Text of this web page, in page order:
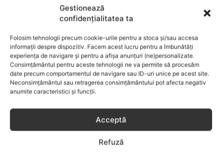
Gestionează
confidențialitatea ta
Folosim tehnologii precum cookie-urile pentru a stoca și/sau accesa
informații despre dispozitiv. Facem acest lucru pentru a îmbunătăți
experiența de navigare și pentru a afișa anunțuri (ne)personalizate.
Consimțământul pentru aceste tehnologii ne va permite să procesăm
date precum comportamentul de navigare sau ID-uri unice pe acest site.
Neconsimțământul sau retragerea consimțământului pot afecta negativ
anumite caracteristici și funcții.
Acceptă
Refuză
la vârsta şcolară. Mămicile vor reuşi să afle cum anume să
se descurce cu propriul copil, cum să îl îngrijească în aşa fel
încât să crească perfect sănătos. EDUCAŢIE – este un capitol
captivant în care poţi afla cum să îţi educi copilul în aşa fel
încât să poţi obţine performanţe şcolare sigure. FAMILIA –
este un capitol destinat vieţii de familie ce conţine o serie
întreagă de sfaturi eficiente. COPII TALENTAŢI – este un
capitol fascinant dedicat copiilor valoroși ai țării. ÎNVAŢĂ
SĂ PREVII! –sunt prezentate soluţii de prevenire a
anumitor probleme de sănătate ce pot afecta atât viaţa